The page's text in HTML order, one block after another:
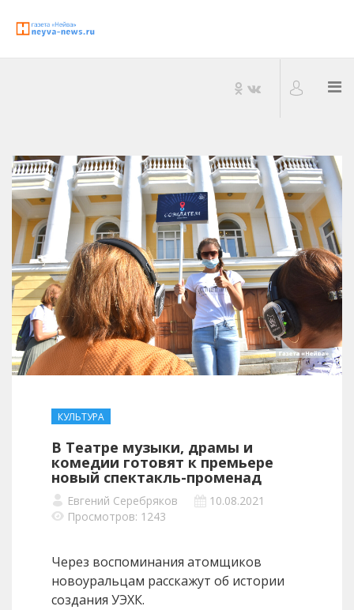
КУЛЬТУРА
В Театре музыки, драмы и
комедии готовят к премьере
новый спектакль-променад
Евгений Серебряков
10.08.2021
Просмотров: 1243
Через воспоминания атомщиков
новоуральцам расскажут об истории
создания УЭХК.